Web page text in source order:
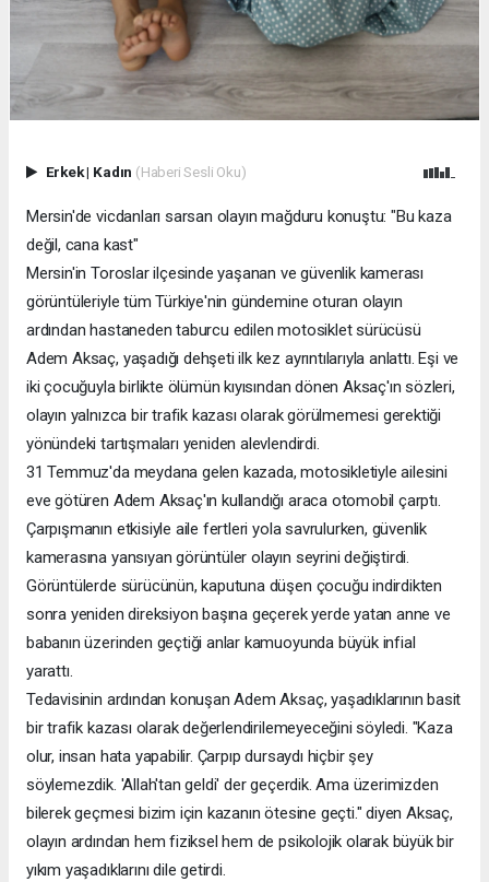
Erkek| Kadın (Haberi Sesli Oku)
Mersin'de vicdanları sarsan olayın mağduru konuştu: "Bu kaza
değil, cana kast"
Mersin'in Toroslar ilçesinde yaşanan ve güvenlik kamerası
görüntüleriyle tüm Türkiye'nin gündemine oturan olayın
ardından hastaneden taburcu edilen motosiklet sürücüsü
Adem Aksaç, yaşadığı dehşeti ilk kez ayrıntılarıyla anlattı. Eşi ve
iki çocuğuyla birlikte ölümün kıyısından dönen Aksaç'ın sözleri,
olayın yalnızca bir trafik kazası olarak görülmemesi gerektiği
yönündeki tartışmaları yeniden alevlendirdi.
31 Temmuz'da meydana gelen kazada, motosikletiyle ailesini
eve götüren Adem Aksaç'ın kullandığı araca otomobil çarptı.
Çarpışmanın etkisiyle aile fertleri yola savrulurken, güvenlik
kamerasına yansıyan görüntüler olayın seyrini değiştirdi.
Görüntülerde sürücünün, kaputuna düşen çocuğu indirdikten
sonra yeniden direksiyon başına geçerek yerde yatan anne ve
babanın üzerinden geçtiği anlar kamuoyunda büyük infial
yarattı.
Tedavisinin ardından konuşan Adem Aksaç, yaşadıklarının basit
bir trafik kazası olarak değerlendirilemeyeceğini söyledi. "Kaza
olur, insan hata yapabilir. Çarpıp dursaydı hiçbir şey
söylemezdik. 'Allah'tan geldi' der geçerdik. Ama üzerimizden
bilerek geçmesi bizim için kazanın ötesine geçti." diyen Aksaç,
olayın ardından hem fiziksel hem de psikolojik olarak büyük bir
yıkım yaşadıklarını dile getirdi.